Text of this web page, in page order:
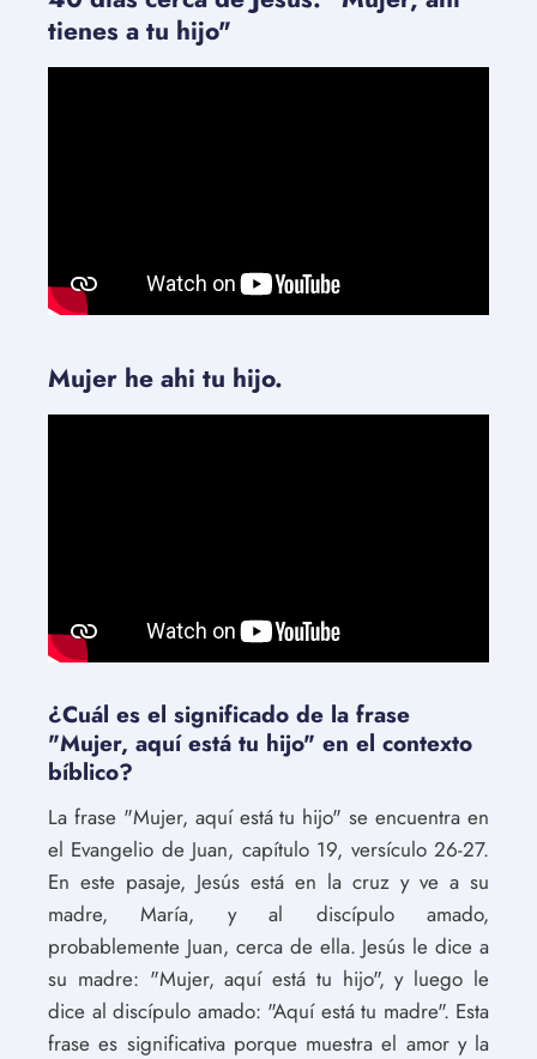
tienes a tu hijo"
Mujer he ahi tu hijo.
¿Cuál es el significado de la frase
"Mujer, aquí está tu hijo" en el contexto
bíblico?
La frase "Mujer, aquí está tu hijo" se encuentra en
el Evangelio de Juan, capítulo 19, versículo 26-27.
En este pasaje, Jesús está en la cruz y ve a su
madre, María, y al discípulo amado,
probablemente Juan, cerca de ella. Jesús le dice a
su madre: "Mujer, aquí está tu hijo", y luego le
dice al discípulo amado: "Aquí está tu madre". Esta
frase es significativa porque muestra el amor y la